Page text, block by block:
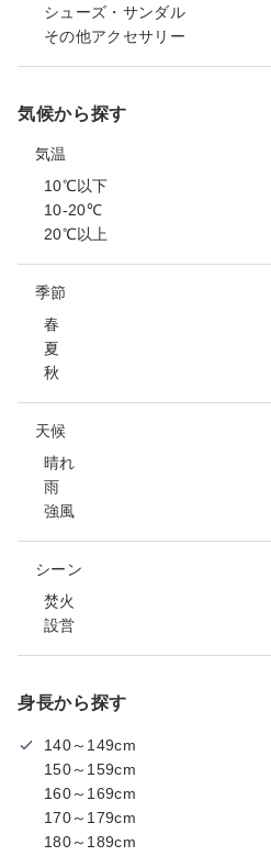
シューズ・サンダル
その他アクセサリー
気候から探す
気温
10℃以下
10-20℃
20℃以上
季節
春
夏
秋
天候
晴れ
雨
強風
シーン
焚火
設営
身長から探す
140～149cm
150～159cm
160～169cm
170～179cm
180～189cm